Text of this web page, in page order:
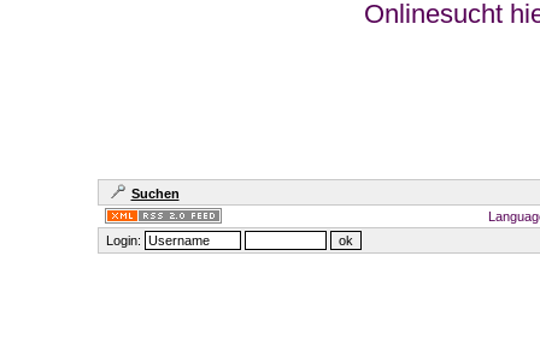
Onlinesucht
Suchen
Login: